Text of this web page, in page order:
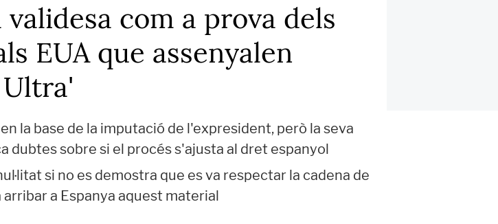
com a prova dels
EUA que assenyalen
la base de la imputació de l'expresident, però la seva
dubtes sobre si el procés s'ajusta al dret espanyol
si no es demostra que es va respectar la cadena de
a Espanya aquest material